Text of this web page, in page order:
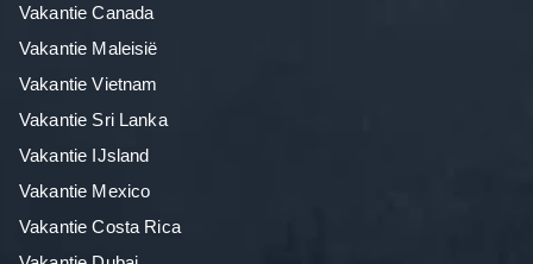
Vakantie Canada
Vakantie Maleisië
Vakantie Vietnam
Vakantie Sri Lanka
Vakantie IJsland
Vakantie Mexico
Vakantie Costa Rica